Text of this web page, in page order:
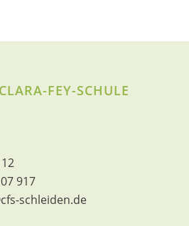
FEY-SCHULE
917
schleiden.de